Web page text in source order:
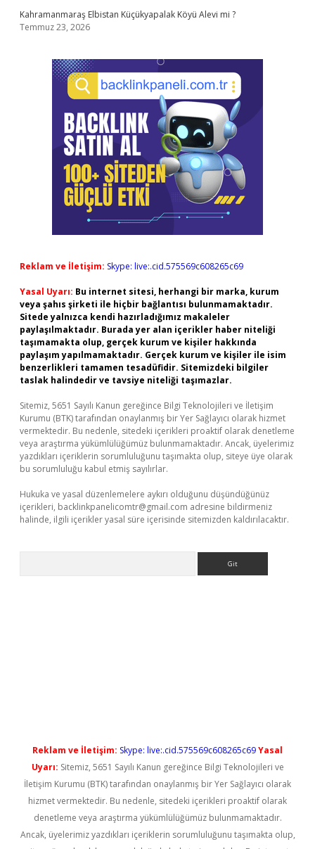
Kahramanmaraş Elbistan Küçükyapalak Köyü Alevi mi ?
Temmuz 23, 2026
Reklam ve İletişim: Skype: live:.cid.575569c608265c69
Yasal Uyarı: Bu internet sitesi, herhangi bir marka, kurum
veya şahıs şirketi ile hiçbir bağlantısı bulunmamaktadır.
Sitede yalnızca kendi hazırladığımız makaleler
paylaşılmaktadır. Burada yer alan içerikler haber niteliği
taşımamakta olup, gerçek kurum ve kişiler hakkında
paylaşım yapılmamaktadır. Gerçek kurum ve kişiler ile isim
benzerlikleri tamamen tesadüfidir. Sitemizdeki bilgiler
taslak halindedir ve tavsiye niteliği taşımazlar.
Sitemiz, 5651 Sayılı Kanun gereğince Bilgi Teknolojileri ve İletişim
Kurumu (BTK) tarafından onaylanmış bir Yer Sağlayıcı olarak hizmet
vermektedir. Bu nedenle, sitedeki içerikleri proaktif olarak denetleme
veya araştırma yükümlülüğümüz bulunmamaktadır. Ancak, üyelerimiz
yazdıkları içeriklerin sorumluluğunu taşımakta olup, siteye üye olarak
bu sorumluluğu kabul etmiş sayılırlar.
Hukuka ve yasal düzenlemelere aykırı olduğunu düşündüğünüz
içerikleri, backlinkpanelicomtr@gmail.com adresine bildirmeniz
halinde, ilgili içerikler yasal süre içerisinde sitemizden kaldırılacaktır.
Reklam ve İletişim: Skype: live:.cid.575569c608265c69Yasal
Uyarı: Sitemiz, 5651 Sayılı Kanun gereğince Bilgi Teknolojileri ve
İletişim Kurumu (BTK) tarafından onaylanmış bir Yer Sağlayıcı olarak
hizmet vermektedir. Bu nedenle, sitedeki içerikleri proaktif olarak
denetleme veya araştırma yükümlülüğümüz bulunmamaktadır.
Ancak, üyelerimiz yazdıkları içeriklerin sorumluluğunu taşımakta olup,